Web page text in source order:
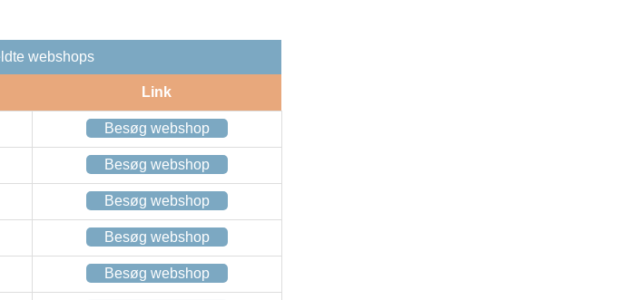
webshops
Link
Besøg webshop
Besøg webshop
Besøg webshop
Besøg webshop
Besøg webshop